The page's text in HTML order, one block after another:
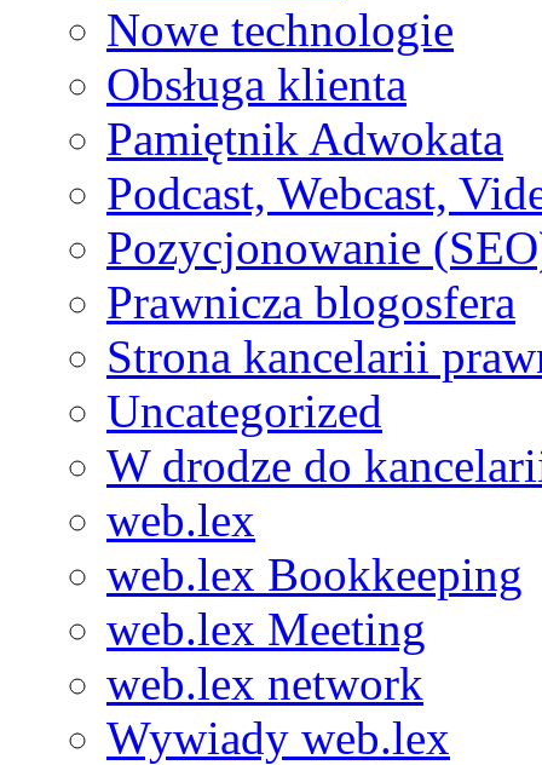
Nowe technologie
Obsługa klienta
Pamiętnik Adwokata
Podcast, Webcast,
Pozycjonowanie
Prawnicza blogosfera
Strona kancelarii
Uncategorized
W drodze do
web.lex
web.lex Bookkeeping
web.lex Meeting
web.lex network
Wywiady web.lex